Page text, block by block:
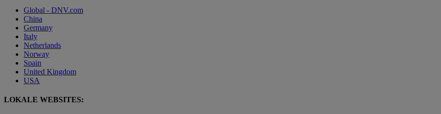
Global - DNV.com
China
Germany
Italy
Netherlands
Norway
Spain
United Kingdom
USA
LOKALE WEBSITES: